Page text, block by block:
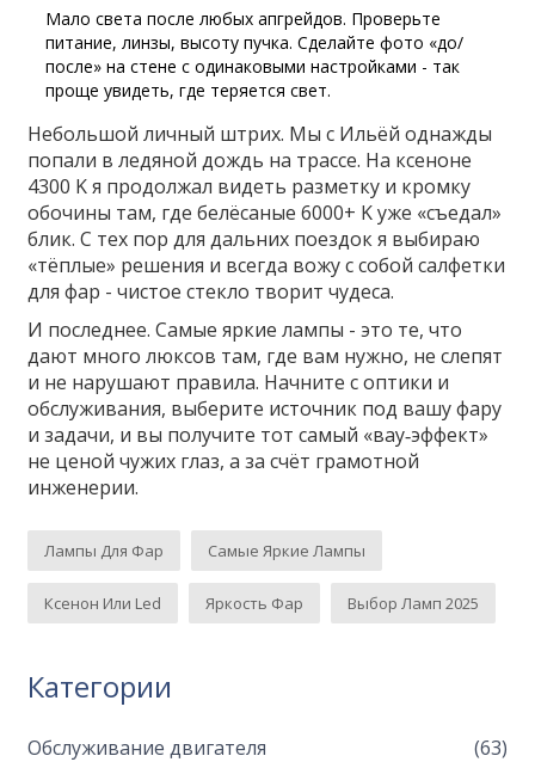
Мало света после любых апгрейдов. Проверьте
питание, линзы, высоту пучка. Сделайте фото «до/
после» на стене с одинаковыми настройками - так
проще увидеть, где теряется свет.
Небольшой личный штрих. Мы с Ильёй однажды
попали в ледяной дождь на трассе. На ксеноне
4300 K я продолжал видеть разметку и кромку
обочины там, где белёсаные 6000+ K уже «съедал»
блик. С тех пор для дальних поездок я выбираю
«тёплые» решения и всегда вожу с собой салфетки
для фар - чистое стекло творит чудеса.
И последнее. Самые яркие лампы - это те, что
дают много люксов там, где вам нужно, не слепят
и не нарушают правила. Начните с оптики и
обслуживания, выберите источник под вашу фару
и задачи, и вы получите тот самый «вау‑эффект»
не ценой чужих глаз, а за счёт грамотной
инженерии.
Лампы Для Фар Самые Яркие Лампы
Ксенон Или Led Яркость Фар Выбор Ламп 2025
Категории
Обслуживание двигателя (63)